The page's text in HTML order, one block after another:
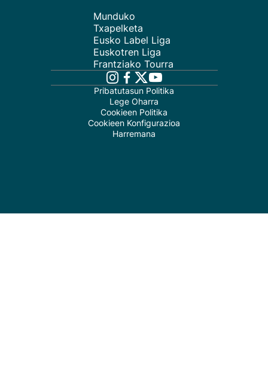
Munduko
Txapelketa
Eusko Label Liga
Euskotren Liga
Frantziako Tourra
Pribatutasun Politika
Lege Oharra
Cookieen Politika
Cookieen Konfigurazioa
Harremana